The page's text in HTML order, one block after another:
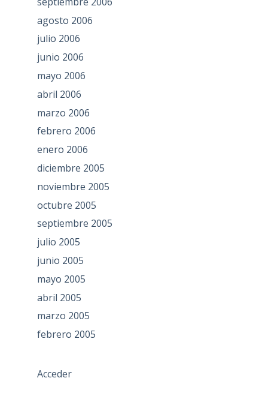
agosto 2006
julio 2006
junio 2006
mayo 2006
abril 2006
marzo 2006
febrero 2006
enero 2006
diciembre 2005
noviembre 2005
octubre 2005
septiembre 2005
julio 2005
junio 2005
mayo 2005
abril 2005
marzo 2005
febrero 2005
Acceder